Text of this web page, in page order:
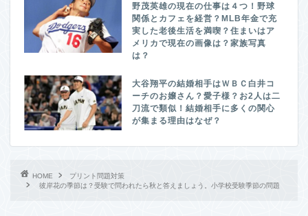
野茂英雄の現在の仕事は４つ！野球
関係とカフェを経営？MLB年金で充
実した老後生活を満喫？住まいはア
メリカで現在の画像は？家族写真
は？
大谷翔平の結婚相手はＷＢＣ白井コ
ーチのお嬢さん？愛子様？お2人は二
刀流で類似！結婚相手に多くの関心
が集まる理由はなぜ？
HOME
プリント問題対策
彼岸花の季節は？受験で問われたら秋と答えましょう。小学校受験季節の問題